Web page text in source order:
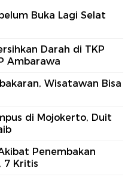
Buka Lagi Selat
Darah di TKP
Ambarawa
Wisatawan Bisa
di Mojokerto, Duit
Penembakan
7 Kritis